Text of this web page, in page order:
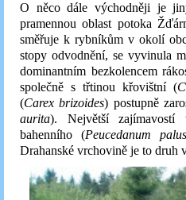
O něco dále východněji je
pramennou oblast potoka
směřuje k rybníkům v okolí
stopy odvodnění, se vyvinula
dominantním bezkolencem
společně s třtinou křovištní (
(Carex brizoides) postupně
aurita). Největší zajímavostí
bahenního (Peucedanum
Drahanské vrchovině je to druh